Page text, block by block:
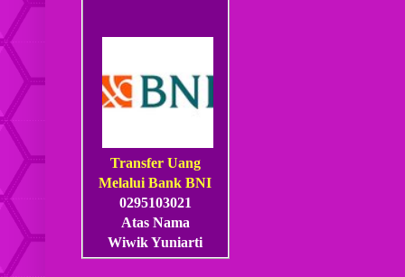
Transfer Uang
Melalui Bank BNI
0295103021
Atas Nama
Wiwik Yuniarti